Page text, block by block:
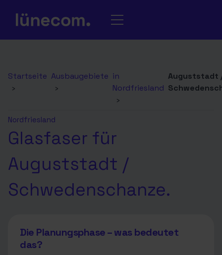
Startseite
›
Ausbaugebiete
›
in
Nordfriesland
›
Auguststadt
Nordfriesland
Glasfaser für
Auguststadt /
Schwedenschanze.
Die Planungsphase – was bedeutet
das?